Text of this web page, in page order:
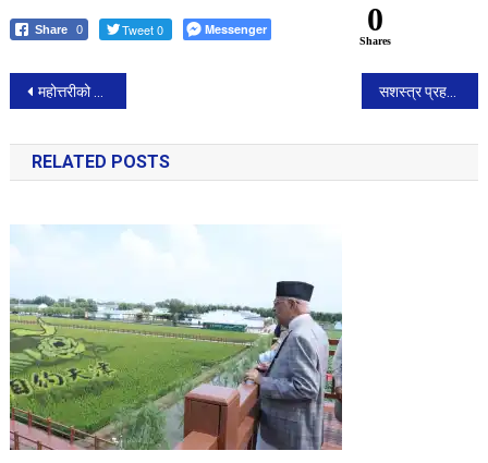
Share 0 Tweet 0 Messenger 0
Shares
Post
navigation
महोत्तरीको मटिहानीमा सयौ घर जलेर नष्ट, आगो अझैँ नियन्त्रण बाहिर सशस्त्र प्रहरी पर्साद्वारा ११ लाख बराबरको भन्सार छलिका सामानहरु बरामद ।
RELATED POSTS